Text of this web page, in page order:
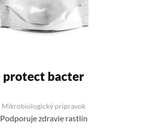
protect bacter
Mikrobiologický prípravok
Podporuje zdravie rastlín